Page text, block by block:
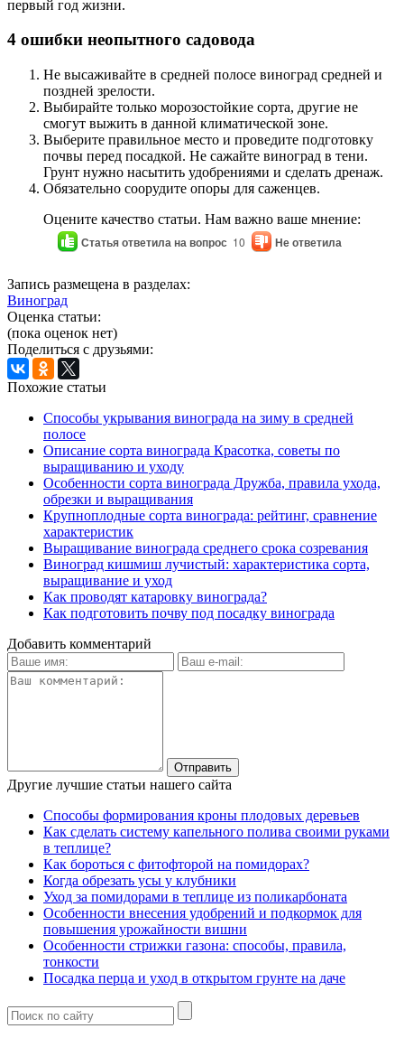
первый год жизни.
4 ошибки неопытного садовода
Не высаживайте в средней полосе виноград средней и
поздней зрелости.
Выбирайте только морозостойкие сорта, другие не
смогут выжить в данной климатической зоне.
Выберите правильное место и проведите подготовку
почвы перед посадкой. Не сажайте виноград в тени.
Грунт нужно насытить удобрениями и сделать дренаж.
Обязательно соорудите опоры для саженцев.
Оцените качество статьи. Нам важно ваше мнение:
Статья ответила на вопрос 10 Не ответила
Запись размещена в разделах:
Виноград
Оценка статьи:
(пока оценок нет)
Поделиться с друзьями:
Похожие статьи
Способы укрывания винограда на зиму в средней
полосе
Описание сорта винограда Красотка, советы по
выращиванию и уходу
Особенности сорта винограда Дружба, правила ухода,
обрезки и выращивания
Крупноплодные сорта винограда: рейтинг, сравнение
характеристик
Выращивание винограда среднего срока созревания
Виноград кишмиш лучистый: характеристика сорта,
выращивание и уход
Как проводят катаровку винограда?
Как подготовить почву под посадку винограда
Добавить комментарий
Другие лучшие статьи нашего сайта
Способы формирования кроны плодовых деревьев
Как сделать систему капельного полива своими руками
в теплице?
Как бороться с фитофторой на помидорах?
Когда обрезать усы у клубники
Уход за помидорами в теплице из поликарбоната
Особенности внесения удобрений и подкормок для
повышения урожайности вишни
Особенности стрижки газона: способы, правила,
тонкости
Посадка перца и уход в открытом грунте на даче